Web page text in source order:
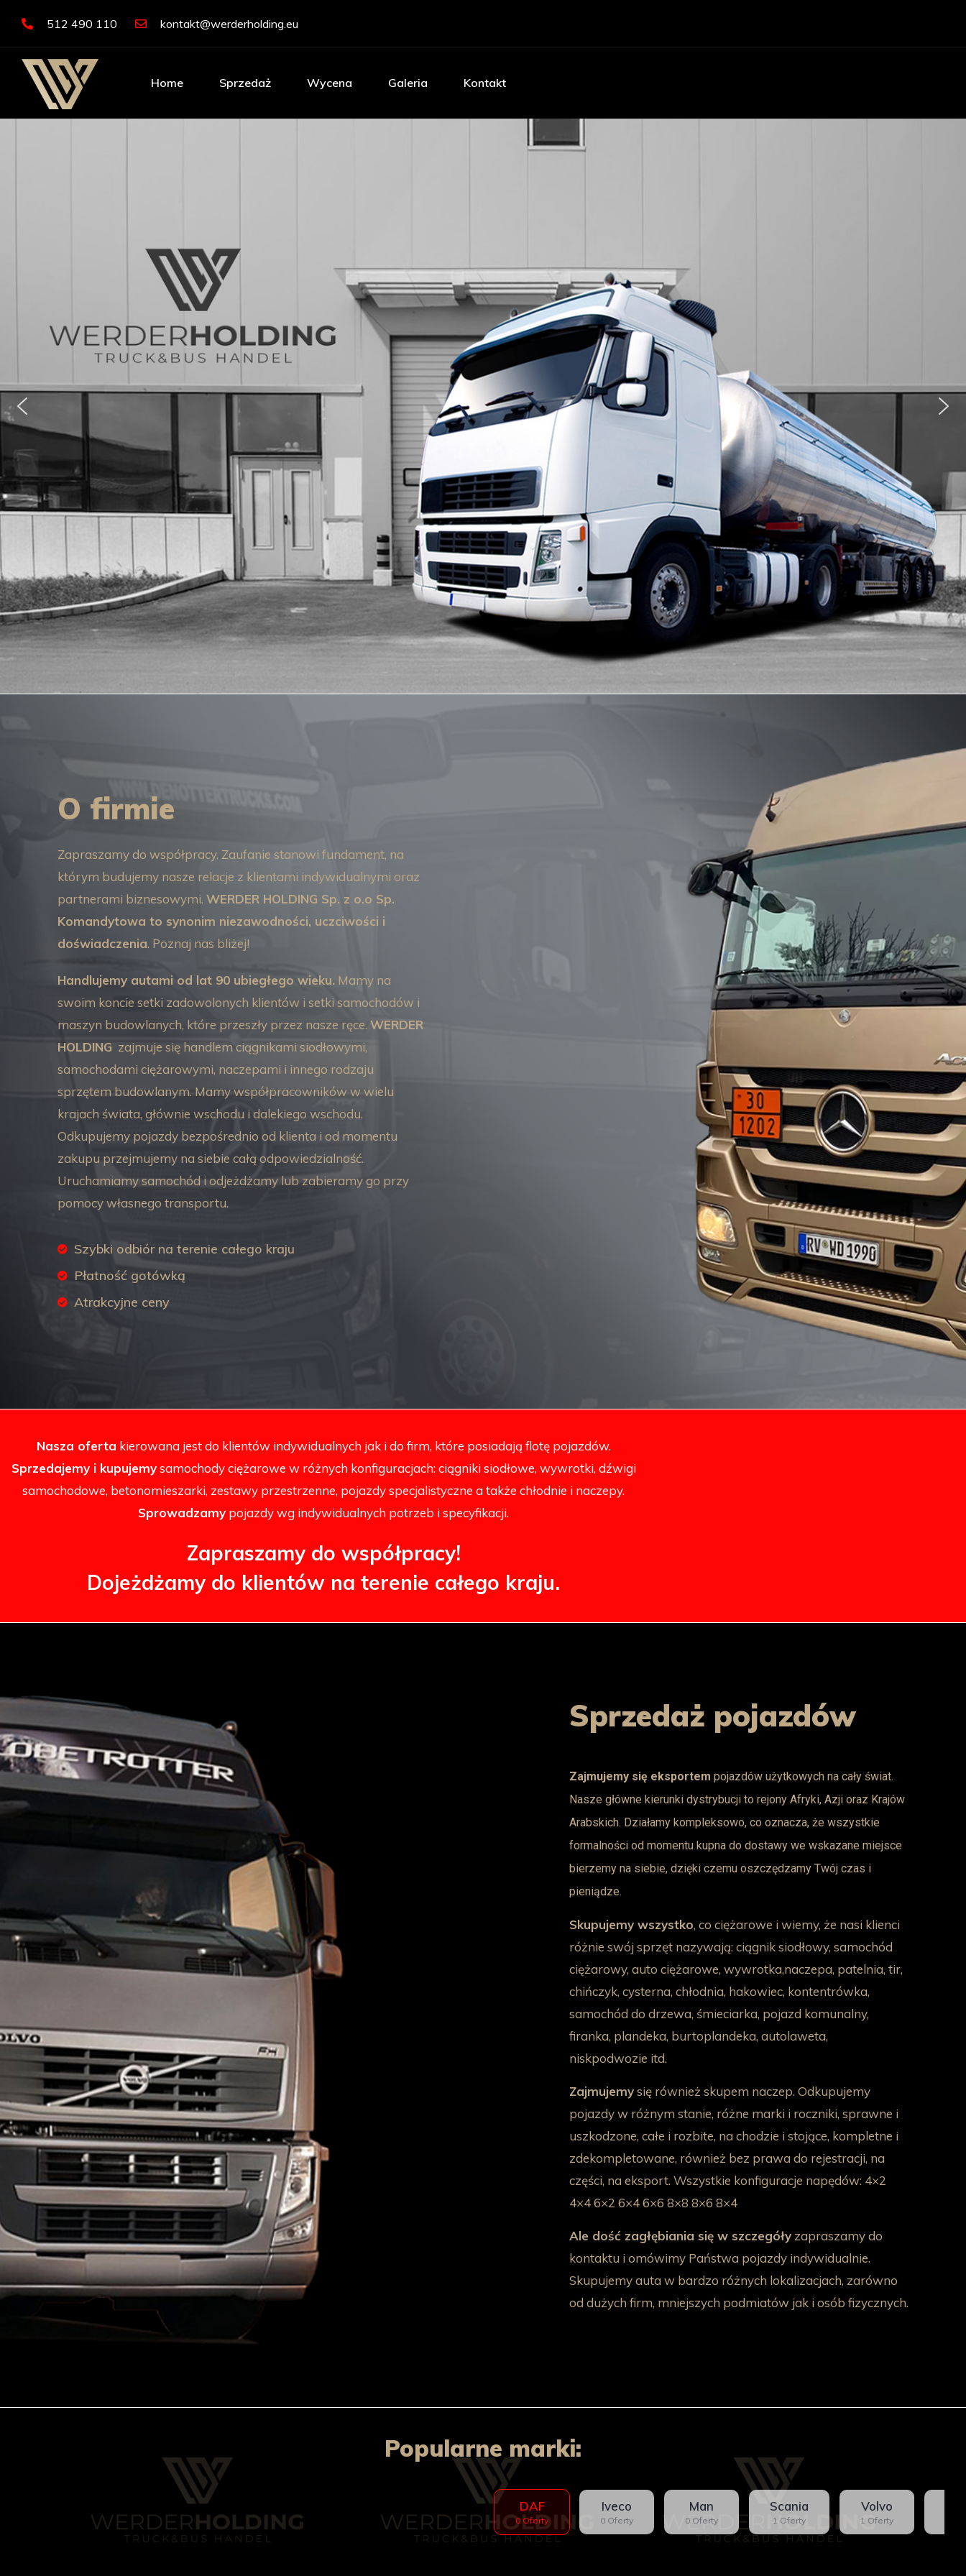
512 490 110 kontakt@werderholding.eu
Home Sprzedaż Wycena Galeria Kontakt
O firmie
Zapraszamy do współpracy. Zaufanie stanowi fundament, na
którym budujemy nasze relacje z klientami indywidualnymi oraz
partnerami biznesowymi. WERDER HOLDING Sp. z o.o Sp.
Komandytowa to synonim niezawodności, uczciwości i
doświadczenia. Poznaj nas bliżej!
Handlujemy autami od lat 90 ubiegłego wieku. Mamy na
swoim koncie setki zadowolonych klientów i setki samochodów i
maszyn budowlanych, które przeszły przez nasze ręce. WERDER
HOLDING zajmuje się handlem ciągnikami siodłowymi,
samochodami ciężarowymi, naczepami i innego rodzaju
sprzętem budowlanym. Mamy współpracowników w wielu
krajach świata, głównie wschodu i dalekiego wschodu.
Odkupujemy pojazdy bezpośrednio od klienta i od momentu
zakupu przejmujemy na siebie całą odpowiedzialność.
Uruchamiamy samochód i odjeżdżamy lub zabieramy go przy
pomocy własnego transportu.
Szybki odbiór na terenie całego kraju
Płatność gotówką
Atrakcyjne ceny
Nasza oferta kierowana jest do klientów indywidualnych jak i do firm, które posiadają flotę pojazdów.
Sprzedajemy i kupujemysamochody ciężarowe w różnych konfiguracjach: ciągniki siodłowe, wywrotki, dźwigi
samochodowe, betonomieszarki, zestawy przestrzenne, pojazdy specjalistyczne a także chłodnie i naczepy.
Sprowadzamy pojazdy wg indywidualnych potrzeb i specyfikacji.
Zapraszamy do współpracy!
Dojeżdżamy do klientów na terenie całego kraju.
Sprzedaż pojazdów
Zajmujemy się eksportem pojazdów użytkowych na cały świat.
Nasze główne kierunki dystrybucji to rejony Afryki, Azji oraz Krajów
Arabskich. Działamy kompleksowo, co oznacza, że wszystkie
formalności od momentu kupna do dostawy we wskazane miejsce
bierzemy na siebie, dzięki czemu oszczędzamy Twój czas i
pieniądze.
Skupujemy wszystko, co ciężarowe i wiemy, że nasi klienci
różnie swój sprzęt nazywają: ciągnik siodłowy, samochód
ciężarowy, auto ciężarowe, wywrotka,naczepa, patelnia, tir,
chińczyk, cysterna, chłodnia, hakowiec, kontentrówka,
samochód do drzewa, śmieciarka, pojazd komunalny,
firanka, plandeka, burtoplandeka, autolaweta,
niskpodwozie itd.
Zajmujemysię również skupem naczep. Odkupujemy
pojazdy w różnym stanie, różne marki i roczniki, sprawne i
uszkodzone, całe i rozbite, na chodzie i stojące, kompletne i
zdekompletowane, również bez prawa do rejestracji, na
części, na eksport. Wszystkie konfiguracje napędów: 4×2
4×4 6×2 6×4 6×6 8×8 8×6 8×4
Ale dość zagłębiania się w szczegóły zapraszamy do
kontaktu i omówimy Państwa pojazdy indywidualnie.
Skupujemy auta w bardzo różnych lokalizacjach, zarówno
od dużych firm, mniejszych podmiatów jak i osób fizycznych.
Popularne marki:
DAF
0 Oferty
Iveco
0 Oferty
Man
0 Oferty
Scania
1 Oferty
Volvo
1 Oferty